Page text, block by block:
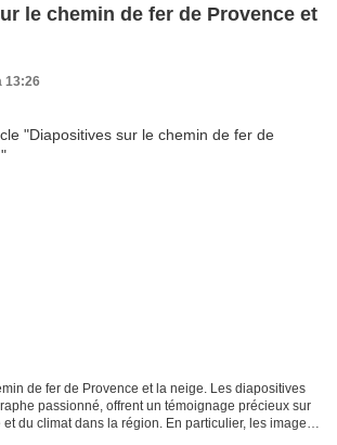
le chemin de fer de Provence et
13:26
de fer de Provence et la neige. Les diapositives
passionné, offrent un témoignage précieux sur
et du climat dans la région. En particulier, les images